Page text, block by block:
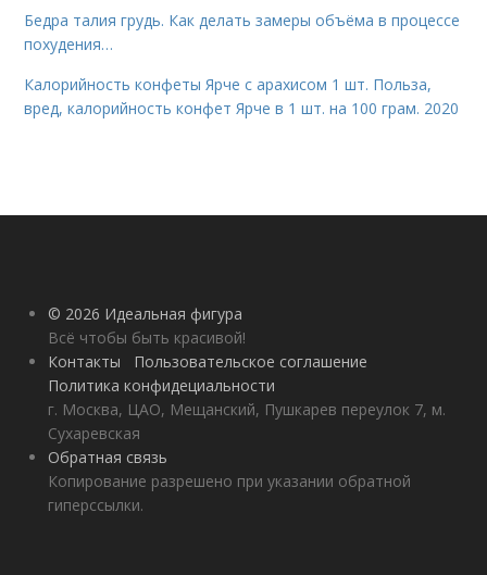
Бедра талия грудь. Как делать замеры объёма в процессе
похудения…
Калорийность конфеты Ярче с арахисом 1 шт. Польза,
вред, калорийность конфет Ярче в 1 шт. на 100 грам. 2020
© 2026 Идеальная фигура
Всё чтобы быть красивой!
Контакты
Пользовательское соглашение
Политика конфидециальности
г. Москва, ЦАО, Мещанский, Пушкарев переулок 7, м.
Сухаревская
Обратная связь
Копирование разрешено при указании обратной
гиперссылки.